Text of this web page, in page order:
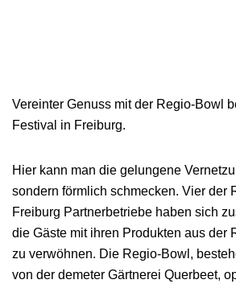
Vereinter Genuss mit der Regio-Bowl
Festival in Freiburg.
Hier kann man die gelungene
sondern förmlich schmecken. Vier der
Freiburg Partnerbetriebe haben sich
die Gäste mit ihren Produkten aus der
zu verwöhnen. Die Regio-Bowl,
von der demeter Gärtnerei Querbeet,